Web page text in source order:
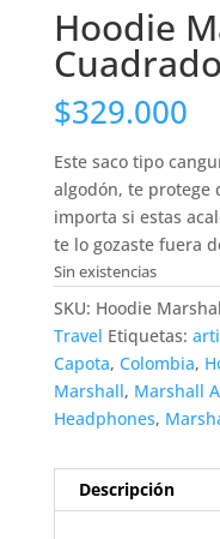
Hoodie
$329.000
Este saco tipo
algodón, te protege
importa si estas
te lo gozaste fuera
Sin existencias
SKU: Hoodie
Travel Etiquetas:
Capota, Colombia,
Marshall, Marshall
Headphones,
Descripción